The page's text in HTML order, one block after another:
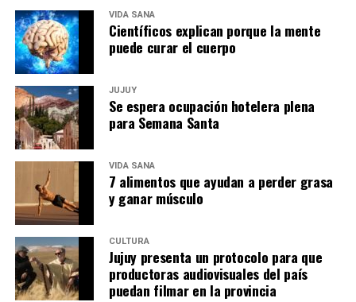
VIDA SANA
Científicos explican porque la mente
puede curar el cuerpo
JUJUY
Se espera ocupación hotelera plena
para Semana Santa
VIDA SANA
7 alimentos que ayudan a perder grasa
y ganar músculo
CULTURA
Jujuy presenta un protocolo para que
productoras audiovisuales del país
puedan filmar en la provincia